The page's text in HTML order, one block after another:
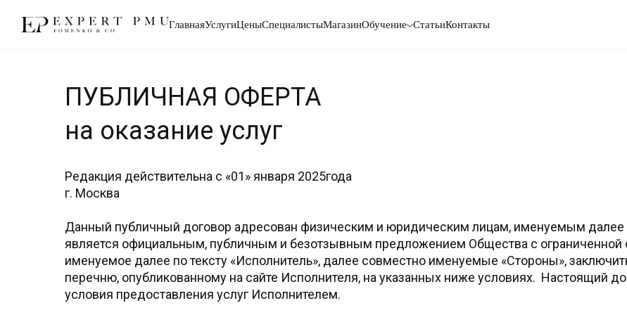
ГлавнаяУслугиЦеныСпециалистыМагазинОбучение СтатьиКонтакты
ПУБЛИЧНАЯ ОФЕРТА
на оказание услуг
Редакция действительна с «01» января 2025года
г. Москва
Данный публичный договор адресован физическим и юридическим лицам, именуемым далее
является официальным, публичным и безотзывным предложением Общества с
именуемое далее по тексту «Исполнитель», далее совместно именуемые «Стороны»,
перечню, опубликованному на сайте Исполнителя, на указанных ниже условиях. Настоящий
условия предоставления услуг Исполнителем.